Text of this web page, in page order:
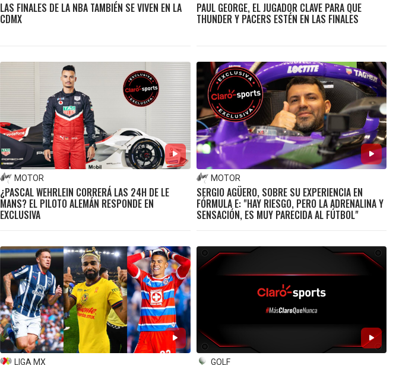
LAS FINALES DE LA NBA TAMBIÉN SE VIVEN EN LA
CDMX
PAUL GEORGE, EL JUGADOR CLAVE PARA QUE
THUNDER Y PACERS ESTÉN EN LAS FINALES
MOTOR
¿PASCAL WEHRLEIN CORRERÁ LAS 24H DE LE
MANS? EL PILOTO ALEMÁN RESPONDE EN
EXCLUSIVA
MOTOR
SERGIO AGÜERO, SOBRE SU EXPERIENCIA EN
FÓRMULA E: "HAY RIESGO, PERO LA ADRENALINA Y
SENSACIÓN, ES MUY PARECIDA AL FÚTBOL"
LIGA MX GOLF